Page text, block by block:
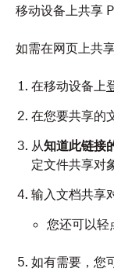
移动设备上共享
如需在网页上共
在移动设备上
在您要共享的
从知道此链接
定文件共享对
输入文档共享
您还可以轻
如有需要，您